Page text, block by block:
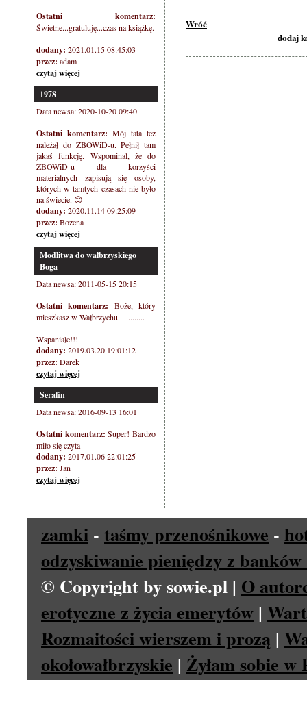
Ostatni komentarz:
Świetne...gratuluję...czas na książkę.
dodany: 2021.01.15 08:45:03
przez: adam
czytaj więcej
1978
Data newsa: 2020-10-20 09:40
Ostatni komentarz: Mój tata też
należał do ZBOWiD-u. Pełnił tam
jakaś funkcję. Wspominal, że do
ZBOWiD-u dla korzyści
materialnych zapisują się osoby,
których w tamtych czasach nie było
na świecie. 😊
dodany: 2020.11.14 09:25:09
przez: Bozena
czytaj więcej
Modlitwa do wałbrzyskiego
Boga
Data newsa: 2011-05-15 20:15
Ostatni komentarz: Boże, który
mieszkasz w Wałbrzychu.............
Wspaniałe!!!
dodany: 2019.03.20 19:01:12
przez: Darek
czytaj więcej
Serafin
Data newsa: 2016-09-13 16:01
Ostatni komentarz: Super! Bardzo
miło się czyta
dodany: 2017.01.06 22:01:25
przez: Jan
czytaj więcej
Wróć
dodaj
zamki - taśmy przenośnikowe -
odzyskiwanie pieniędzy z banków
© Copyright by sowie.pl | O
erotyczne z życia emerytów |
Rozmaitości wierszem i prozą |
okołowałbrzyskie | Żyłam sobie